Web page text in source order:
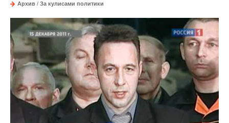
Архив / За кулисами политики